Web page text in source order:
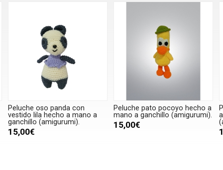
Peluche oso panda con
vestido lila hecho a mano a
ganchillo (amigurumi).
15,00€
Peluche pato pocoyo hecho a
mano a ganchillo (amigurumi).
15,00€